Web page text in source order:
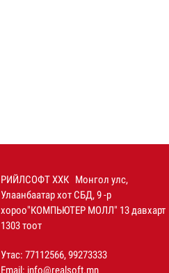
РИЙЛСОФТ ХХК Монгол улс,
Улаанбаатар хот СБД, 9 -р
хороо"КОМПЬЮТЕР МОЛЛ" 13 давхарт
1303 тоот
Утас: 77112566, 99273333
Email: info@realsoft.mn